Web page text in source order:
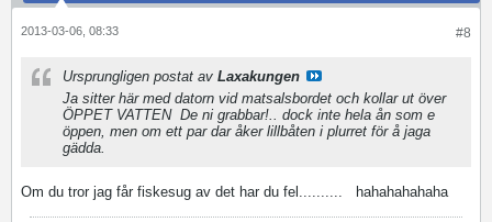
#8
2013-03-06, 08:33
Ursprungligen postat av Laxakungen
Ja sitter här med datorn vid matsalsbordet och kollar ut över
ÖPPET VATTEN De ni grabbar!.. dock inte hela ån som e
öppen, men om ett par dar åker lillbåten i plurret för å jaga
gädda.
Om du tror jag får fiskesug av det har du fel.......... hahahahahaha